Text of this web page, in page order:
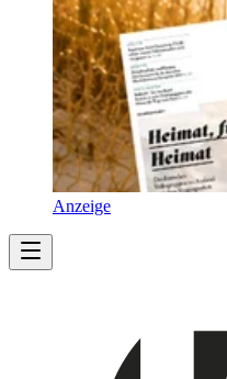
Anzeige